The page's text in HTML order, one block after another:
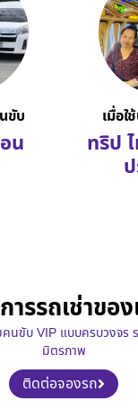
ขับ
น
เมื่อใ
ทริป
ารรถเช่าของ
คนขับ VIP แบบครบวงจร
มิตรภาพ
ติดต่อจองรถ